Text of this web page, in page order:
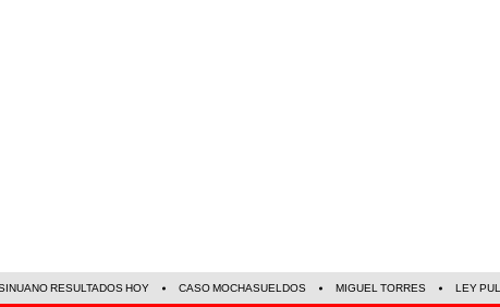
RESULTADOS HOY CASO MOCHASUELDOS MIGUEL TORRES LEY